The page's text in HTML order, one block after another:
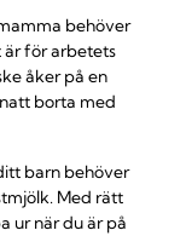
behöver
för arbetets
åker på en
borta med
barn behöver
Med rätt
ur när du är på